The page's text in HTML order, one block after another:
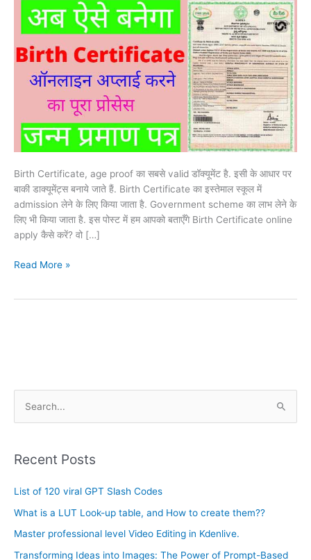
Birth Certificate, age proof का सबसे valid डॉक्यूमेंट है. इसी के आधार पर
बाकी डाक्यूमेंट्स बनाये जाते हैं. Birth Certificate का इस्तेमाल स्कूल में
admission लेने के लिए किया जाता है. Government scheme का लाभ लेने के
लिए भी किया जाता है. इस पोस्ट में हम आपको बताएँगे Birth Certificate online
apply कैसे करें? वो […]
Read More »
r
o
Recent Posts
List of 120 viral GPT Slash Codes
What is a LUT Look-up table, and How to create them??
Master professional level Video Editing in Kdenlive.
Transforming Ideas into Images: The Power of Prompt-Based
h
v
e
s